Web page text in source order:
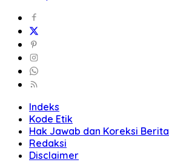
Indeks
Kode Etik
Hak Jawab dan Koreksi Berita
Redaksi
Disclaimer